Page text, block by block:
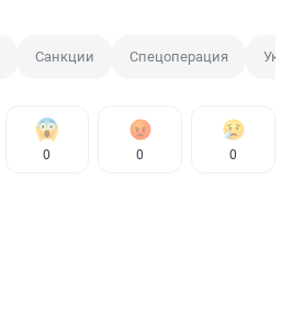
Санкции Спецоперация
0 0 0